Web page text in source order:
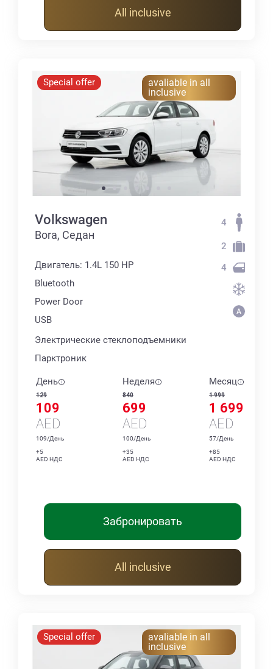
All inclusive
Special offer
avaliable in all
inclusive
Volkswagen
Bora, Седан
Двигатель: 1.4L 150 HP
Bluetooth
Power Door
USB
Электрические стеклоподъемники
Парктроник
4
2
4
День
129
109
AED
109/День
+5
AED НДС
Неделя
840
699
AED
100/День
+35
AED НДС
Месяц
1 999
1 699
AED
57/День
+85
AED НДС
Забронировать
All inclusive
Special offer
avaliable in all
inclusive